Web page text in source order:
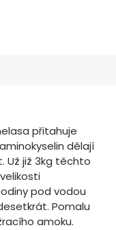
přitahuje
dělají
již 3kg těchto
pod vodou
Pomalu
amoku.